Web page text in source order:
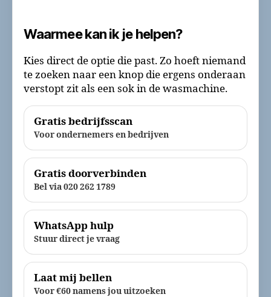
Waarmee kan ik je helpen?
Kies direct de optie die past. Zo hoeft niemand
te zoeken naar een knop die ergens onderaan
verstopt zit als een sok in de wasmachine.
Gratis bedrijfsscan
Voor ondernemers en bedrijven
Gratis doorverbinden
Bel via 020 262 1789
WhatsApp hulp
Stuur direct je vraag
Laat mij bellen
Voor €60 namens jou uitzoeken